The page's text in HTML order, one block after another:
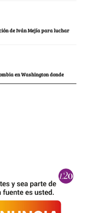
de Iván Mejía para luchar
en Washington donde